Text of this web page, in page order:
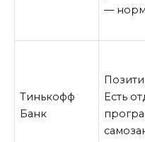
—
Тинькофф
Банк
Есть